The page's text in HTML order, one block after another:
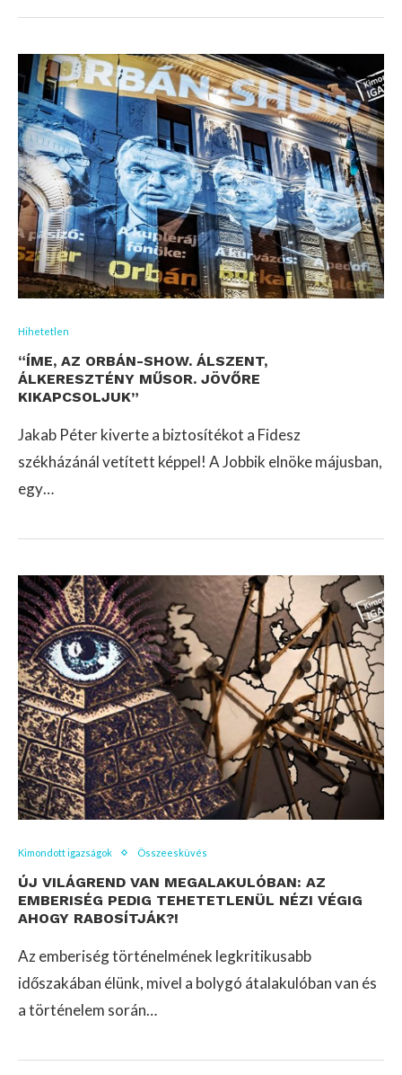
Hihetetlen
“ÍME, AZ ORBÁN-SHOW. ÁLSZENT,
ÁLKERESZTÉNY MŰSOR. JÖVŐRE
KIKAPCSOLJUK”
Jakab Péter kiverte a biztosítékot a Fidesz
székházánál vetített képpel! A Jobbik elnöke májusban,
egy…
Kimondott igazságok Összeesküvés
ÚJ VILÁGREND VAN MEGALAKULÓBAN: AZ
EMBERISÉG PEDIG TEHETETLENÜL NÉZI VÉGIG
AHOGY RABOSÍTJÁK?!
Az emberiség történelmének legkritikusabb
időszakában élünk, mivel a bolygó átalakulóban van és
a történelem során…